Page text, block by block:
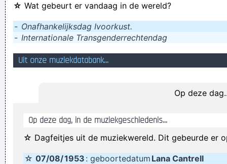
Meestal liggen zo'n dingen helemaal niet in koelkasten, maar
bij deze familie kan je je aan àlles verwachten.
de zwemleraar gaat kopje onder
Deze website groeit en groeit... De aanvoerder blijft er
Betrapt! Je hebt dit gelezen!
diverse kanten te bekijken
een veel te korte nacht gehad, maar ben ondertussen toch
☆ Wat gebeurt er vandaag in de wereld?
- Onafhankelijksdag Ivoorkust.
- Internationale Transgenderrechtendag
Uit onze muziekdatabank...
Op deze
Op deze dag, in de muziekgeschiedenis...
☆ Dagfeitjes uit de muziekwereld. Dit gebeurde er
☆ 07/08/1953 : geboortedatum Lana Cantrell